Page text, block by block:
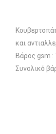
και
Βάρος gsm :
Συνολικό